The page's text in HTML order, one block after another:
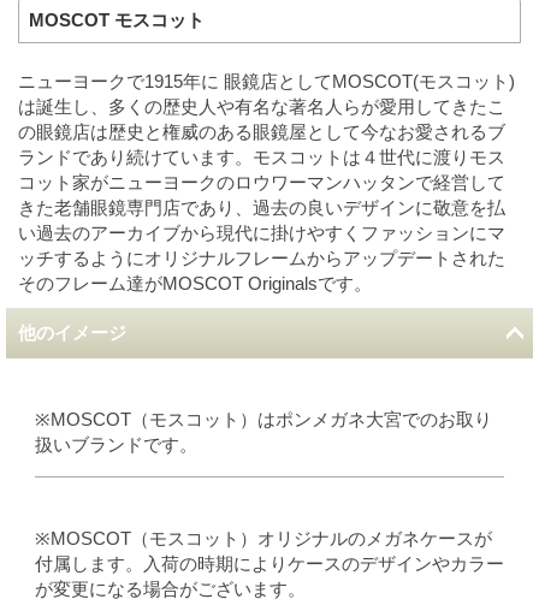
MOSCOT モスコット
ニューヨークで1915年に 眼鏡店としてMOSCOT(モスコット)
は誕生し、多くの歴史人や有名な著名人らが愛用してきたこ
の眼鏡店は歴史と権威のある眼鏡屋として今なお愛されるブ
ランドであり続けています。モスコットは４世代に渡りモス
コット家がニューヨークのロウワーマンハッタンで経営して
きた老舗眼鏡専門店であり、過去の良いデザインに敬意を払
い過去のアーカイブから現代に掛けやすくファッションにマ
ッチするようにオリジナルフレームからアップデートされた
そのフレーム達がMOSCOT Originalsです。
他のイメージ
※MOSCOT（モスコット）はポンメガネ大宮でのお取り
扱いブランドです。
※MOSCOT（モスコット）オリジナルのメガネケースが
付属します。入荷の時期によりケースのデザインやカラー
が変更になる場合がございます。